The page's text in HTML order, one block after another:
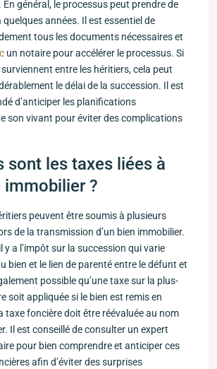
général, le processus ‍peut prendre de
années.⁣ Il est‌ essentiel de
tous les documents nécessaires et
un notaire pour accélérer le processus. Si
entre les héritiers, cela peut
le délai de la succession. Il est
d’anticiper les planifications
son vivant‍ pour éviter des complications
‍sont les taxes liées‌ à
immobilier ?
peuvent⁣ être soumis à plusieurs
de la transmission d’un bien immobilier.
y a l’impôt sur la succession qui varie‌
bien et le lien de parenté entre le⁤ défunt et
possible qu’une taxe sur la plus-
soit appliquée si le bien ⁣est remis en
taxe foncière doit être réévaluée au nom
Il ⁤est conseillé de consulter ‌un expert
pour bien comprendre et anticiper ces
afin d’éviter des surprises